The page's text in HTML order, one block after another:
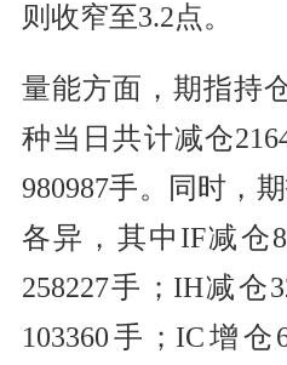
则收窄至3.2点。
量能方面，期指持
种当日共计减仓
980987手。同时，
各异，其中IF减仓
258227手；IH减仓
103360手；IC增